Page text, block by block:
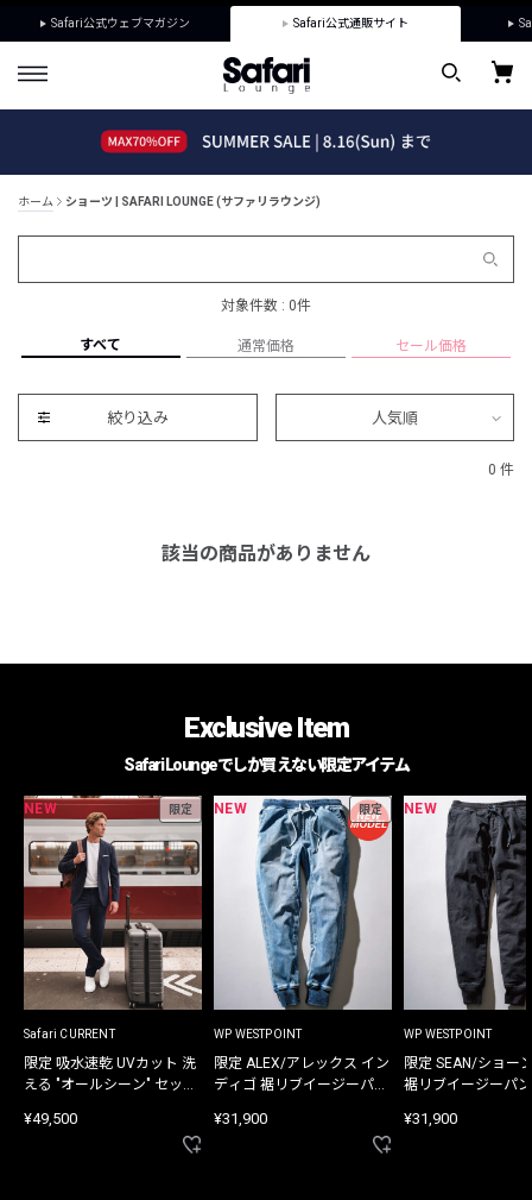
Safari公式ウェブマガジン Safari公式通販サイト
ホーム ショーツ | SAFARI LOUNGE (サファリラウンジ)
対象件数 : 0件
すべて 通常価格 セール価格
絞り込み 人気順
0 件
該当の商品がありません
Exclusive Item
Safari Loungeでしか買えない限定アイテム
NEW 限定
Safari CURRENT
限定 吸水速乾 UVカット 洗
える "オールシーン" セット
¥49,500
NEW 限定
WP WESTPOINT
限定 ALEX/アレックス イン
ディゴ 裾リブイージーパン
¥31,900
NEW
WP WESTPOINT
限定 SEAN/ショー
裾リブイージーパ
¥31,900